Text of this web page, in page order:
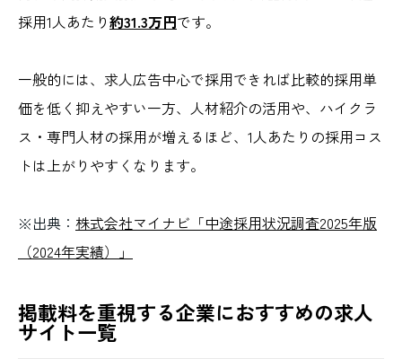
採用1人あたり約31.3万円です。
一般的には、求人広告中心で採用できれば比較的採用単
価を低く抑えやすい一方、人材紹介の活用や、ハイクラ
ス・専門人材の採用が増えるほど、1人あたりの採用コス
トは上がりやすくなります。
※出典： 株式会社マイナビ「中途採用状況調査2025年版
（2024年実績）」
掲載料を重視する企業におすすめの求人
サイト一覧